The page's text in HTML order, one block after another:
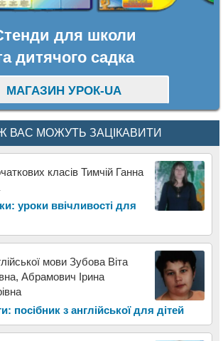
для школи
дитячого садка
МАГАЗИН УРОК-UA
ВАС МОЖУТЬ ЗАЦІКАВИТИ
класів Тимчій Ганна
уроки ввічливості для
мови Зубова Віта
Абрамович Ірина
посібник з англійської для дітей